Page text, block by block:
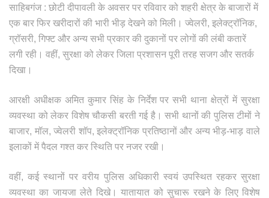
साहिबगंज : छोटी दीपावली के अवसर पर रविवार को शहरी क्षेत्र के बाजारों में
एक बार फिर खरीदारों की भारी भीड़ देखने को मिली। ज्वेलरी, इलेक्ट्रॉनिक,
ग्रॉसरी, गिफ्ट और अन्य सभी प्रकार की दुकानों पर लोगों की लंबी कतारें
लगी रही। वहीं, सुरक्षा को लेकर जिला प्रशासन पूरी तरह सजग और सतर्क
दिखा।
आरक्षी अधीक्षक अमित कुमार सिंह के निर्देश पर सभी थाना क्षेत्रों में सुरक्षा
व्यवस्था को लेकर विशेष चौकसी बरती गई है। सभी थानों की पुलिस टीमों ने
बाजार, मॉल, ज्वेलरी शॉप, इलेक्ट्रॉनिक प्रतिष्ठानों और अन्य भीड़-भाड़ वाले
इलाकों में पैदल गश्त कर स्थिति पर नजर रखी।
वहीं, कई स्थानों पर वरीय पुलिस अधिकारी स्वयं उपस्थित रहकर सुरक्षा
व्यवस्था का जायजा लेते दिखे। यातायात को सुचारू रखने के लिए विशेष